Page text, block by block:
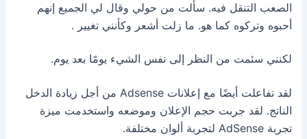
الصعب التنقل فيه. سألت من حولي وقال لي الجميع إنهم
أحبوه وتركوه كما هو. ما زلت أشعر وكأنني تغيير .
لكنني سئمت من النظر إلى نفس الشيء يومًا بعد يوم.
لقد تفاعلت أيضًا مع إعلانات Adsense من أجل زيادة الدخل
الناتج. لقد جربت حجم الإعلان وموضعه واستخدمت ميزة
تجربة AdSense لتجربة ألوان مختلفة.